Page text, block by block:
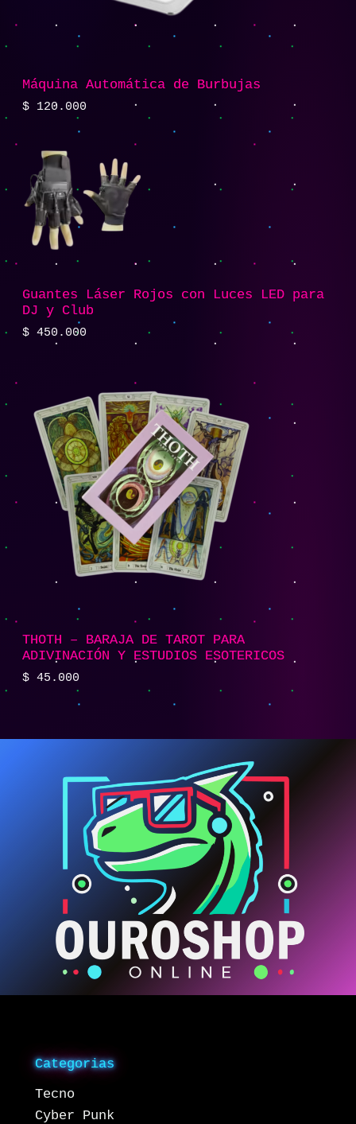
Máquina Automática de Burbujas
$ 120.000
Guantes Láser Rojos con Luces LED para
DJ y Club
$ 450.000
THOTH – BARAJA DE TAROT PARA
ADIVINACIÓN Y ESTUDIOS ESOTERICOS
$ 45.000
Categorias
Tecno
Cyber Punk